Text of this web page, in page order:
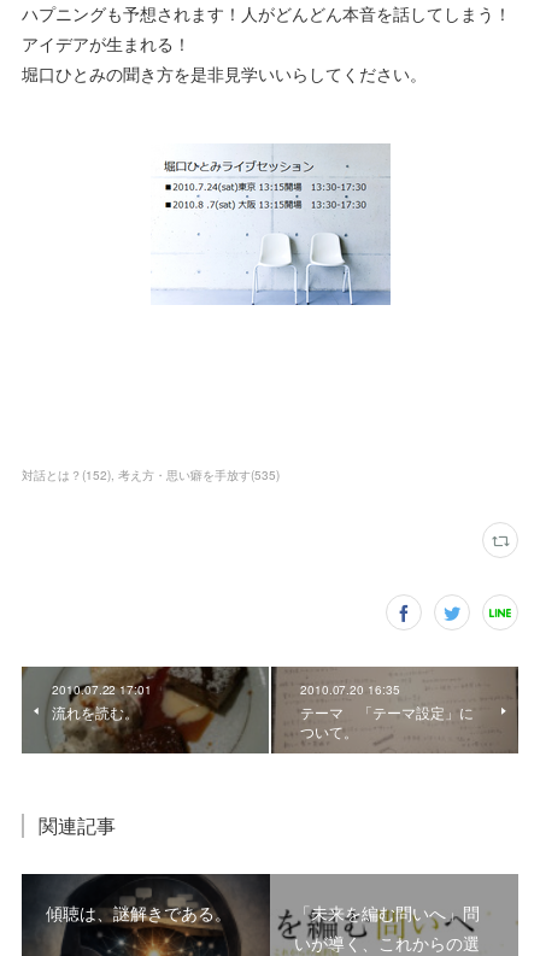
ハプニングも予想されます！人がどんどん本音を話してしまう！
アイデアが生まれる！
堀口ひとみの聞き方を是非見学いいらしてください。
対話とは？ (152) 考え方・思い癖を手放す(535)
2010.07.22 17:01
流れを読む。
2010.07.20 16:35
テーマ 「テーマ設定」に
ついて。
関連記事
傾聴は、謎解きである。
「未来を編む問いへ」問
いが導く、これからの選